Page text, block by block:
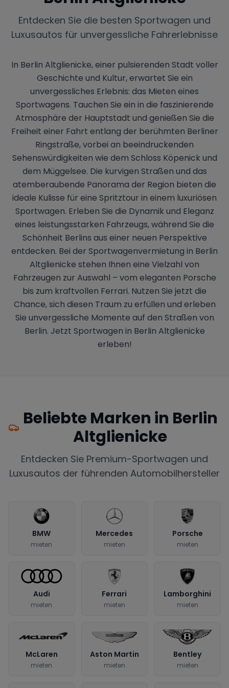
Entdecken Sie die besten Sportwagen und
Luxusautos für unvergessliche Fahrerlebnisse
In Berlin Altglienicke, einer pulsierenden Stadt voller
Geschichte und Kultur, erwartet Sie ein
unvergessliches Erlebnis: das Mieten eines
Sportwagens. Tauchen Sie ein in die faszinierende
Atmosphäre der Hauptstadt und genießen Sie die
Freiheit einer Fahrt entlang der berühmten Berliner
Ringstraße, vorbei an beeindruckenden
Sehenswürdigkeiten wie dem Schloss Köpenick und
dem Müggelsee. Die kurvigen Straßen und das
atemberaubende Panorama der Region bieten die
ideale Kulisse für eine Spritztour in einem luxuriösen
Sportwagen. Erleben Sie die Dynamik und Eleganz
eines leistungsstarken Fahrzeugs, während Sie die
Schönheit Berlins aus einer neuen Perspektive
entdecken. Bei der Sportwagenvermietung in Berlin
Altglienicke stehen Ihnen eine Vielzahl von
Fahrzeugen zur Auswahl – vom eleganten Porsche
bis zum kraftvollen Ferrari. Nutzen Sie jetzt die
Chance, sich diesen Traum zu erfüllen und erleben
Sie unvergessliche Momente auf den Straßen von
Berlin. Jetzt Sportwagen in Berlin Altglienicke
erleben!
Beliebte Marken in Berlin
Altglienicke
Entdecken Sie Premium-Sportwagen und
Luxusautos der führenden Automobilhersteller
BMW
mieten
Mercedes
mieten
Porsche
mieten
Audi
mieten
Ferrari
mieten
Lamborghini
mieten
McLaren
mieten
Aston Martin
mieten
Bentley
mieten